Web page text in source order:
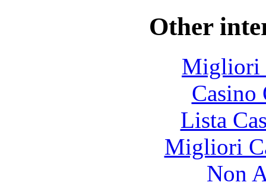
Other
Migliori
Lista
Migliori
Non